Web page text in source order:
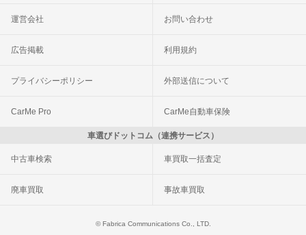
運営会社 お問い合わせ
広告掲載 利用規約
プライバシーポリシー 外部送信について
CarMe Pro CarMe自動車保険
車選びドットコム（連携サービス）
中古車検索 車買取一括査定
廃車買取 事故車買取
© Fabrica Communications Co., LTD.